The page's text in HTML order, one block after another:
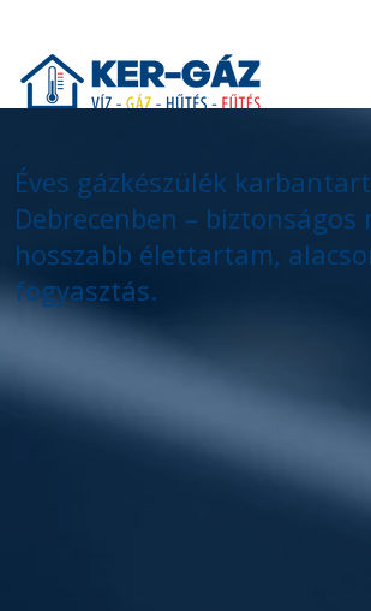
Éves gázkészülék
Debrecenben – biztonságos
hosszabb élettartam,
fogyasztás.